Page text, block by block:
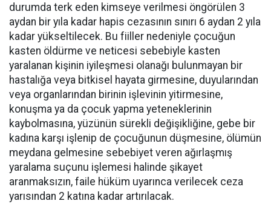
durumda terk eden kimseye verilmesi öngörülen 3
aydan bir yıla kadar hapis cezasının sınırı 6 aydan 2 yıla
kadar yükseltilecek. Bu fiiller nedeniyle çocuğun
kasten öldürme ve neticesi sebebiyle kasten
yaralanan kişinin iyileşmesi olanağı bulunmayan bir
hastalığa veya bitkisel hayata girmesine, duyularından
veya organlarından birinin işlevinin yitirmesine,
konuşma ya da çocuk yapma yeteneklerinin
kaybolmasına, yüzünün sürekli değişikliğine, gebe bir
kadına karşı işlenip de çocuğunun düşmesine, ölümün
meydana gelmesine sebebiyet veren ağırlaşmış
yaralama suçunu işlemesi halinde şikayet
aranmaksızın, faile hüküm uyarınca verilecek ceza
yarısından 2 katına kadar artırılacak.